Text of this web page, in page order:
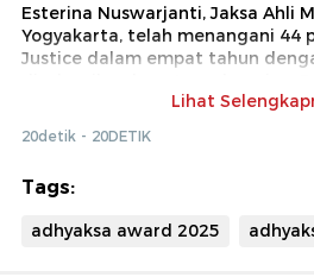
Esterina Nuswarjanti, Jaksa Ahli
Yogyakarta, telah menangani 44
Justice dalam empat tahun
saja, ia menangani 18 perkara
tiga jaksa lain sebagai fasilitator
juga pernah mencatatkan
Lihat
20detik - 20DETIK
Tags:
adhyaksa award 2025